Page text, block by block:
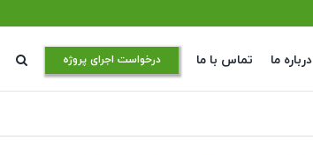
درباره ما تماس با ما درخواست اجرای پروژه